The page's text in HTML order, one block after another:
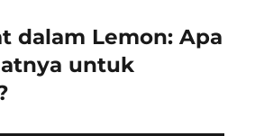
dalam Lemon: Apa
untuk